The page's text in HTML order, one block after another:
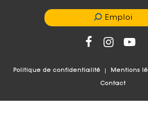
Emploi
Politique de confidentialité Mentions
Contact